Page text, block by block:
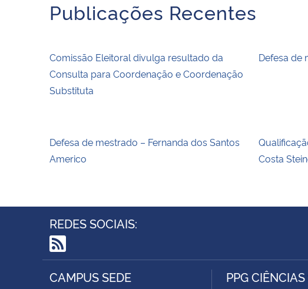
Publicações Recentes
Comissão Eleitoral divulga resultado da
Consulta para Coordenação e Coordenação
Substituta
Defesa de
Defesa de mestrado – Fernanda dos Santos
Americo
Costa
REDES SOCIAIS:
RSS
CAMPUS SEDE PPG